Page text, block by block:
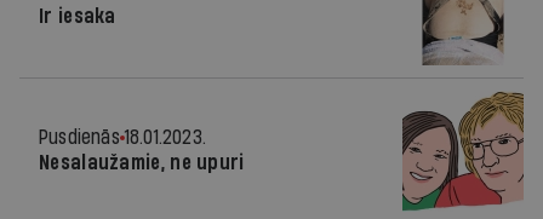
Ir iesaka
Pusdienās 18.01.2023.
Nesalaužamie, ne upuri